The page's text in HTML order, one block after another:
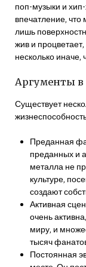
поп-музыки и хип-
впечатление‚
лишь
жив и
несколько
Аргументы в
Существует
Преданная
преданных и
металла не
культуре‚
создают
Активная
очень
миру‚ и
тысяч
Постоянная